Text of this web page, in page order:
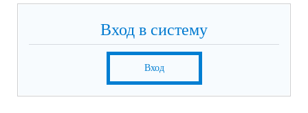
Вход в систему
Вход